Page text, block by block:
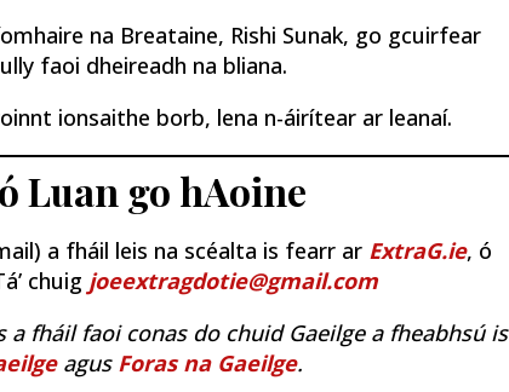
na Breataine, Rishi Sunak, go gcuirfear
faoi dheireadh na bliana.
ionsaithe borb, lena n-áirítear ar leanaí.
Luan go hAoine
a fháil leis na scéalta is fearr ar ExtraG.ie, ó
chuig joeextragdotie@gmail.com
fháil faoi conas do chuid Gaeilge a fheabhsú is
agus Foras na Gaeilge.